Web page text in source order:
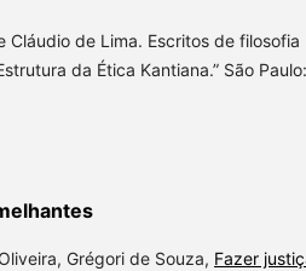
Cláudio de Lima. Escritos de
da Ética Kantiana.” São
Grégori de Souza, Fazer